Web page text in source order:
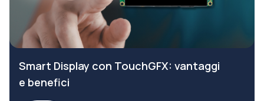
Smart Display con TouchGFX: vantaggi
e benefici